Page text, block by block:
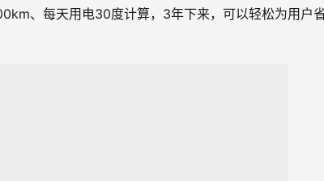
、每天用电30度计算，3年下来，可以轻松为用户